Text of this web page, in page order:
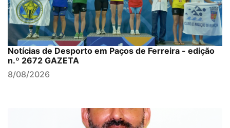
Notícias de Desporto em Paços de Ferreira - edição
n.º 2672 GAZETA
8/08/2026